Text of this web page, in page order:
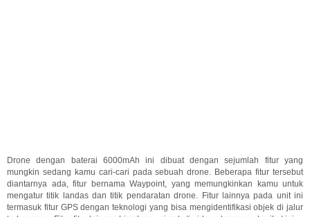
Drone dengan baterai 6000mAh ini dibuat dengan sejumlah fitur yang
mungkin sedang kamu cari-cari pada sebuah drone. Beberapa fitur tersebut
diantarnya ada, fitur bernama Waypoint, yang memungkinkan kamu untuk
mengatur titik landas dan titik pendaratan drone. Fitur lainnya pada unit ini
termasuk fitur GPS dengan teknologi yang bisa mengidentifikasi objek di jalur